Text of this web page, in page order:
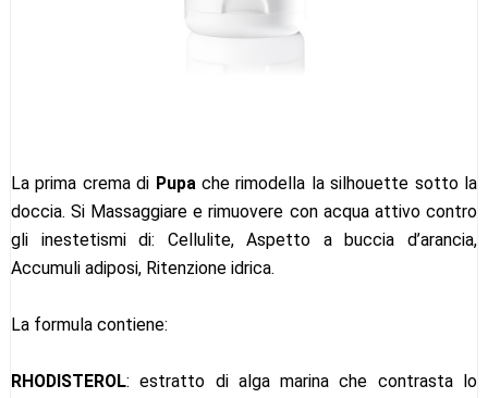
La prima crema di Pupache rimodella la silhouette sotto la
doccia. Si Massaggiare e rimuovere con acqua attivo contro
gli inestetismi di: Cellulite, Aspetto a buccia d’arancia,
Accumuli adiposi, Ritenzione idrica.
La formula contiene:
RHODISTEROL: estratto di alga marina che contrasta lo